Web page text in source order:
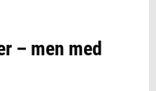
– men med